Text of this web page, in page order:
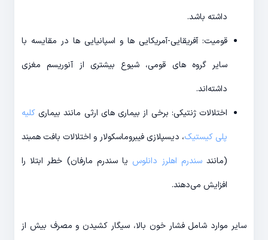
داشته باشد.
قومیت: آفریقایی-آمریکایی ها و اسپانیایی ها در مقایسه با
سایر گروه های قومی، شیوع بیشتری از آنوریسم مغزی
داشته‌اند.
اختلالات ژنتیکی: برخی از بیماری های ارثی مانند بیماری کلیه
پلی کیستیک، دیسپلازی فیبروماسکولار و اختلالات بافت همبند
(مانندسندرم اهلرز دانلوس یا سندرم مارفان) خطر ابتلا را
افزایش می‌دهند.
سایر موارد شامل فشار خون بالا، سیگار کشیدن و مصرف بیش از